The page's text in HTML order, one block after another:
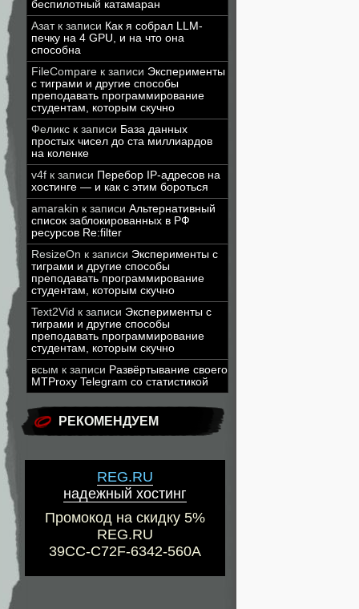
беспилотный катамаран
Азатк записи Как я собрал LLM-
печку на 4 GPU, и на что она
способна
FileCompare к записи Эксперименты
с тиграми и другие способы
преподавать программирование
студентам, которым скучно
Феликс к записи База данных
простых чисел до ста миллиардов
на коленке
v4f к записи Перебор IP-адресов на
хостинге — и как с этим бороться
amarakin к записи Альтернативный
список заблокированных в РФ
ресурсов Re:filter
ResizeOn к записи Эксперименты с
тиграми и другие способы
преподавать программирование
студентам, которым скучно
Text2Vid к записи Эксперименты с
тиграми и другие способы
преподавать программирование
студентам, которым скучно
всым к записи Развёртывание своего
MTProxy Telegram со статистикой
РЕКОМЕНДУЕМ
REG.RU
надежный хостинг
Промокод на скидку 5%
REG.RU
39CC-C72F-6342-560A